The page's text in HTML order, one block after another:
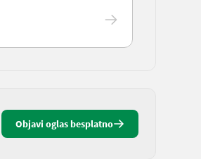
Objavi oglas besplatno